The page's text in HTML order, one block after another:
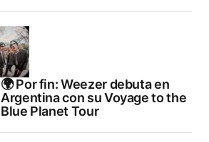
🌍 Por fin: Weezer debuta en
Argentina con su Voyage to the
Blue Planet Tour